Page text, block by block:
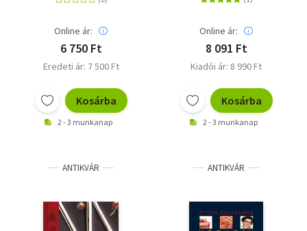
Online ár:
6 750 Ft
Eredeti ár: 7 500 Ft
Kosárba
2 - 3 munkanap
Online ár:
8 091 Ft
Kiadói ár: 8 990 Ft
Kosárba
2 - 3 munkanap
ANTIKVÁR ANTIKVÁR